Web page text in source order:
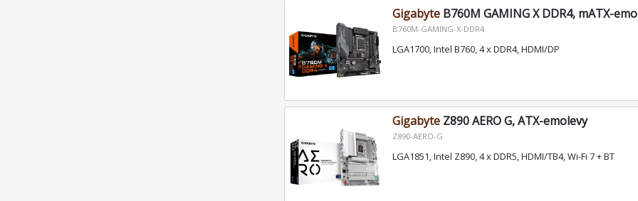
GigabyteB760M GAMING X DDR4, mATX-
B760M-GAMING-X-DDR4
LGA1700, Intel B760, 4 x DDR4, HDMI/DP
GigabyteZ890 AERO G, ATX-emolevy
Z890-AERO-G
LGA1851, Intel Z890, 4 x DDR5, HDMI/TB4, Wi-Fi 7 + BT